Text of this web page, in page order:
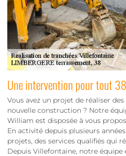
Une intervention pour tout
Vous avez un projet de réaliser
nouvelle construction ? Notre
William est disposée à vous
En activité depuis plusieurs
projets, des services qualifiés qui
Depuis Villefontaine, notre équipe